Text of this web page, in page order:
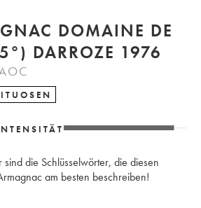
DOMAINE DE
BELLAIR (45°) DARROZE 1976
sind die Schlüsselwörter, die diesen
am besten beschreiben!